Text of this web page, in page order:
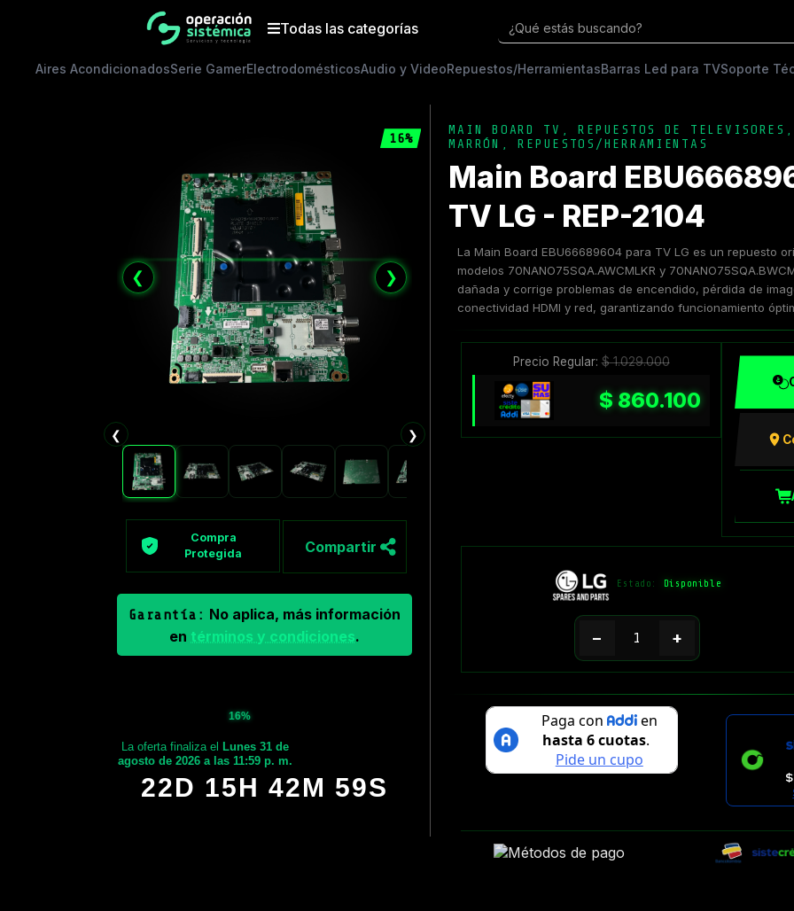
Todas las categorías ¿Qué estás buscando?
Aires AcondicionadosSerie GamerElectrodomésticosAudio y VideoRepuestos/HerramientasBarras Led para TVSoporte
16%
❮ ❯
❮ ❯
Compra
Protegida
Compartir
Garantía: No aplica, más información
en términos y condiciones.
16%
La oferta finaliza elLunes 31 de
agosto de 2026 a las 11:59 p. m.
22D 15H 42M 58S
MAIN BOARD TV ,REPUESTOS DE TELEVISORES
MARRÓN
,REPUESTOS/HERRAMIENTAS
Main Board
TV LG - REP-2104
La Main Board EBU66689604 para TV LG es un repuesto
modelos 70NANO75SQA.AWCMLKR y
dañada y corrige problemas de encendido, pérdida de
conectividad HDMI y red, garantizando funcionamiento
Precio Regular:$1.029.000
$860.100
Estado: Disponible
− +